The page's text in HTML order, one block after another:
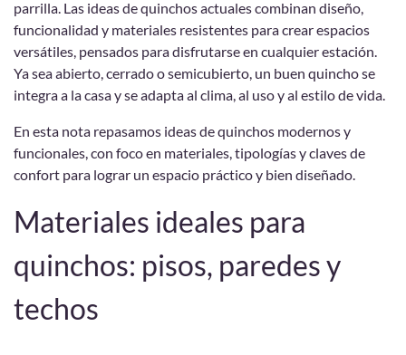
parrilla. Las ideas de quinchos actuales combinan diseño,
funcionalidad y materiales resistentes para crear espacios
versátiles, pensados para disfrutarse en cualquier estación.
Ya sea abierto, cerrado o semicubierto, un buen quincho se
integra a la casa y se adapta al clima, al uso y al estilo de vida.
En esta nota repasamos ideas de quinchos modernos y
funcionales, con foco en materiales, tipologías y claves de
confort para lograr un espacio práctico y bien diseñado.
Materiales ideales para
quinchos: pisos, paredes y
techos